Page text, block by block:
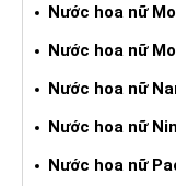
Nước hoa nữ
Nước hoa nữ
Nước hoa nữ
Nước hoa nữ
Nước hoa nữ